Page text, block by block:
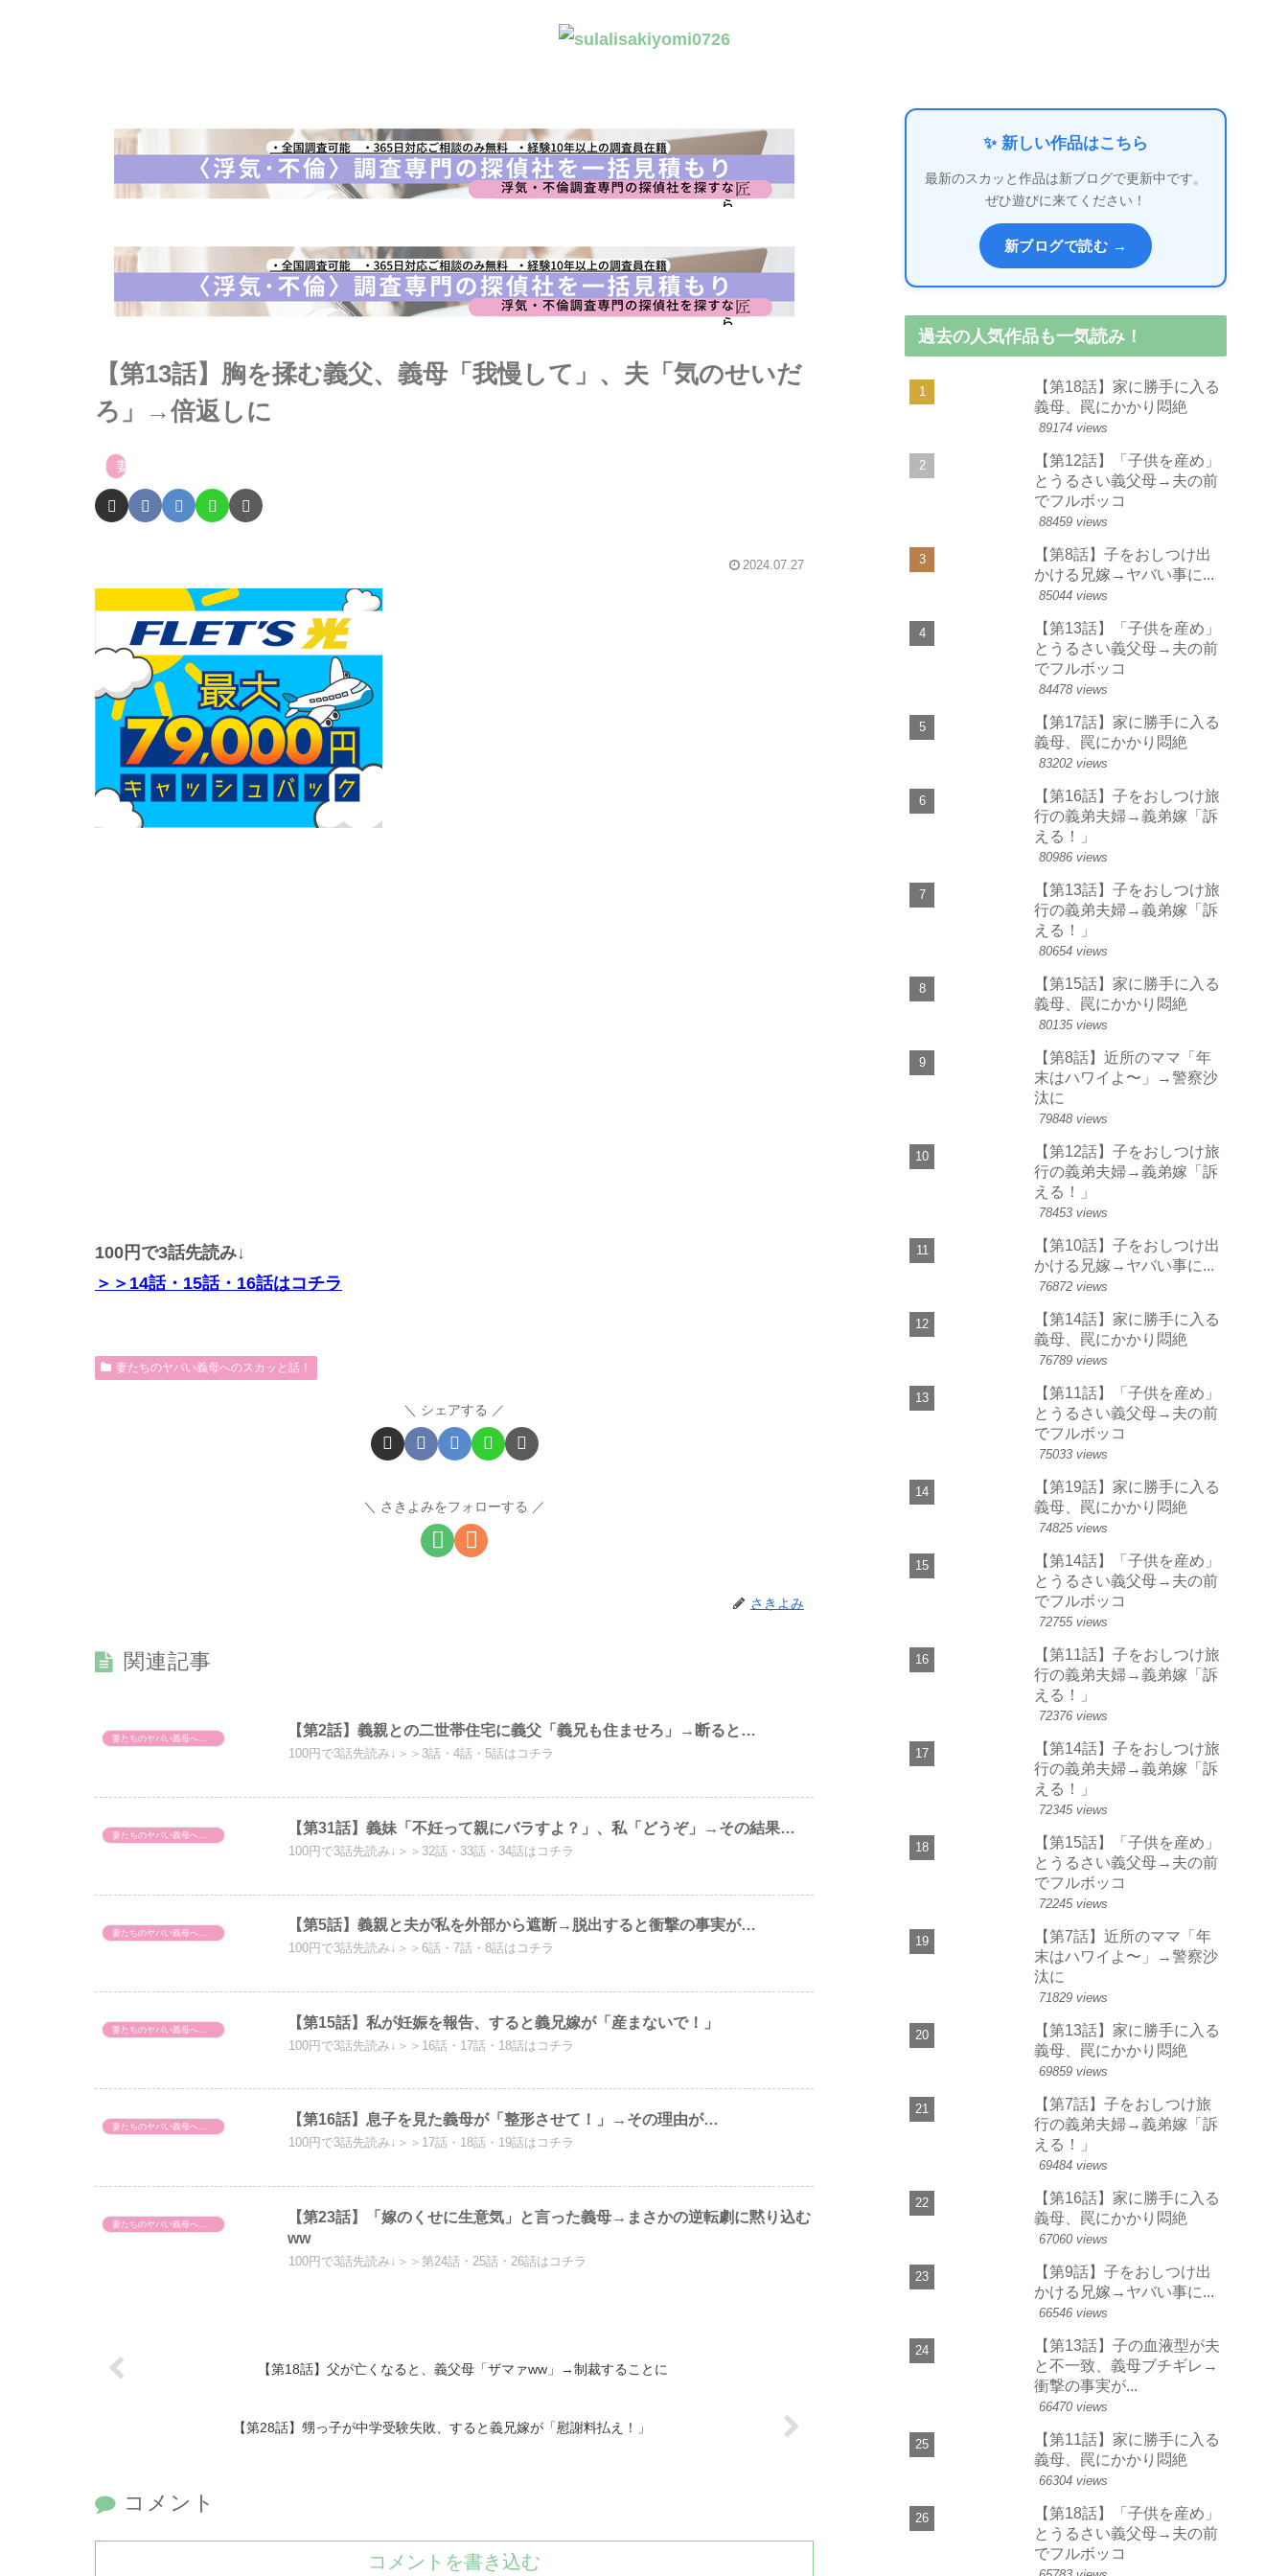
【第13話】胸を揉む義父、義母「我慢して」、夫「気のせいだ
ろ」→倍返しに
妻たちのヤバい義母へのスカッと話！
2024.07.27
100円で3話先読み↓
＞＞ 14話・15話・16話はコチラ
妻たちのヤバい義母へのスカッと話！
シェアする
さきよみをフォローする
さきよみ
関連記事
【第2話】義親との二世帯住宅に義父「義兄も住ませろ」→断ると…
100円で3話先読み↓＞＞3話・4話・5話はコチラ
妻たちのヤバい義母へのスカッと話！ 【第31話】義妹「不妊って親にバラすよ？」、私「どうぞ」→その結果…
100円で3話先読み↓＞＞32話・33話・34話はコチラ
【第5話】義親と夫が私を外部から遮断→脱出すると衝撃の事実が…
100円で3話先読み↓＞＞6話・7話・8話はコチラ
【第15話】私が妊娠を報告、すると義兄嫁が「産まないで！」
100円で3話先読み↓＞＞16話・17話・18話はコチラ
妻たちのヤバい義母へのスカッと話！ 【第16話】息子を見た義母が「整形させて！」→その理由が…
100円で3話先読み↓＞＞17話・18話・19話はコチラ
【第23話】「嫁のくせに生意気」と言った義母→まさかの逆転劇に黙り込む
ww
100円で3話先読み↓＞＞第24話・25話・26話はコチラ
【第18話】父が亡くなると、義父母「ザマァww」→制裁することに
【第28話】甥っ子が中学受験失敗、すると義兄嫁が「慰謝料払え！」
コメント
コメントを書き込む
✨ 新しい作品はこちら
最新のスカッと作品は新ブログで更新中です。
ぜひ遊びに来てください！
新ブログで読む →
過去の人気作品も一気読み！
【第18話】家に勝手に入る
義母、罠にかかり悶絶
89174 views
【第12話】「子供を産め」
とうるさい義父母→夫の前
でフルボッコ
88459 views
【第8話】子をおしつけ出
かける兄嫁→ヤバい事に...
85044 views
【第13話】「子供を産め」
とうるさい義父母→夫の前
でフルボッコ
84478 views
【第17話】家に勝手に入る
義母、罠にかかり悶絶
83202 views
【第16話】子をおしつけ旅
行の義弟夫婦→義弟嫁「訴
える！」
80986 views
【第13話】子をおしつけ旅
行の義弟夫婦→義弟嫁「訴
える！」
80654 views
【第15話】家に勝手に入る
義母、罠にかかり悶絶
80135 views
【第8話】近所のママ「年
末はハワイよ〜」→警察沙
汰に
79848 views
【第12話】子をおしつけ旅
行の義弟夫婦→義弟嫁「訴
える！」
78453 views
【第10話】子をおしつけ出
かける兄嫁→ヤバい事に...
76872 views
【第14話】家に勝手に入る
義母、罠にかかり悶絶
76789 views
【第11話】「子供を産め」
とうるさい義父母→夫の前
でフルボッコ
75033 views
【第19話】家に勝手に入る
義母、罠にかかり悶絶
74825 views
【第14話】「子供を産め」
とうるさい義父母→夫の前
でフルボッコ
72755 views
【第11話】子をおしつけ旅
行の義弟夫婦→義弟嫁「訴
える！」
72376 views
【第14話】子をおしつけ旅
行の義弟夫婦→義弟嫁「訴
える！」
72345 views
【第15話】「子供を産め」
とうるさい義父母→夫の前
でフルボッコ
72245 views
【第7話】近所のママ「年
末はハワイよ〜」→警察沙
汰に
71829 views
【第13話】家に勝手に入る
義母、罠にかかり悶絶
69859 views
【第7話】子をおしつけ旅
行の義弟夫婦→義弟嫁「訴
える！」
69484 views
【第16話】家に勝手に入る
義母、罠にかかり悶絶
67060 views
【第9話】子をおしつけ出
かける兄嫁→ヤバい事に...
66546 views
【第13話】子の血液型が夫
と不一致、義母ブチギレ→
衝撃の事実が...
66470 views
【第11話】家に勝手に入る
義母、罠にかかり悶絶
66304 views
【第18話】「子供を産め」
とうるさい義父母→夫の前
でフルボッコ